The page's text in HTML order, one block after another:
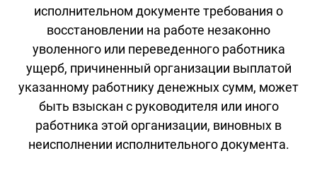
исполнительном документе требования о
восстановлении на работе незаконно
уволенного или переведенного работника
ущерб, причиненный организации выплатой
указанному работнику денежных сумм, может
быть взыскан с руководителя или иного
работника этой организации, виновных в
неисполнении исполнительного документа.